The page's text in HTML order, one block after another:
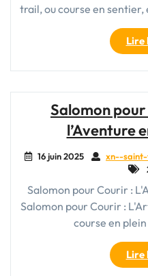
trail, ou course en sentier,
Lire
Salomon pour
l’Aventure
16 juin 2025 xn--
Salomon pour Courir :
Salomon pour Courir :
course en
Lire